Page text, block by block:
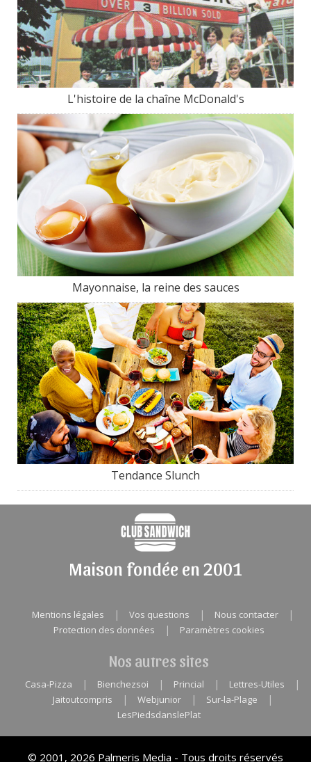
L'histoire de la chaîne McDonald's
Mayonnaise, la reine des sauces
Tendance Slunch
Maison fondée en 2001
Mentions légales | Vos questions | Nous contacter |
Protection des données | Paramètres cookies
Nos autres sites
Casa-Pizza | Bienchezsoi | Princial | Lettres-Utiles |
Jaitoutcompris | Webjunior | Sur-la-Plage |
LesPiedsdanslePlat
© 2001, 2026 Palmeris Media - Tous droits réservés